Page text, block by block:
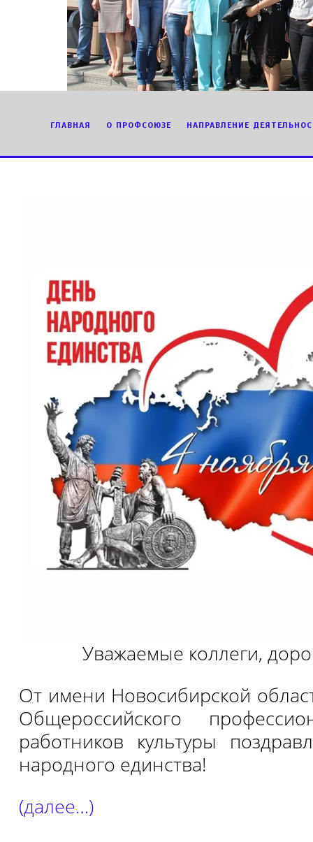
ГЛАВНАЯ О ПРОФСОЮЗЕ НАПРАВЛЕНИЕ
Уважаемые коллеги,
От имени Новосибирской
Общероссийского
работников культуры
народного единства!
(далее…)